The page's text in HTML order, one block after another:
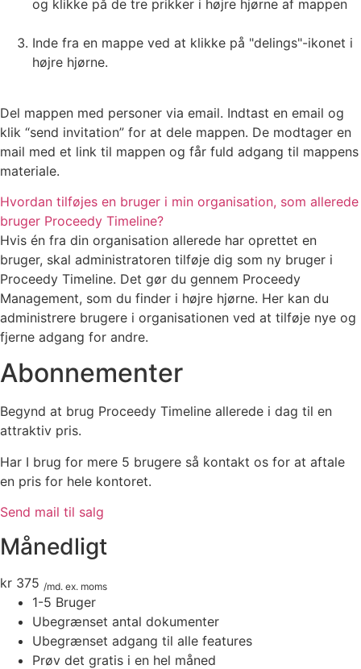
og klikke på de tre prikker i højre hjørne af mappen
Inde fra en mappe ved at klikke på "delings"-ikonet i
højre hjørne.
Del mappen med personer via email. Indtast en email og
klik “send invitation” for at dele mappen. De modtager en
mail med et link til mappen og får fuld adgang til mappens
materiale.
Hvordan tilføjes en bruger i min organisation, som allerede
bruger Proceedy Timeline?
Hvis én fra din organisation allerede har oprettet en
bruger, skal administratoren tilføje dig som ny bruger i
Proceedy Timeline. Det gør du gennem Proceedy
Management, som du finder i højre hjørne. Her kan du
administrere brugere i organisationen ved at tilføje nye og
fjerne adgang for andre.
Abonnementer
Begynd at brug Proceedy Timeline allerede i dag til en
attraktiv pris.
Har I brug for mere 5 brugere så kontakt os for at aftale
en pris for hele kontoret.
Send mail til salg
Månedligt
kr 375 /md. ex. moms
1-5 Bruger
Ubegrænset antal dokumenter
Ubegrænset adgang til alle features
Prøv det gratis i en hel måned